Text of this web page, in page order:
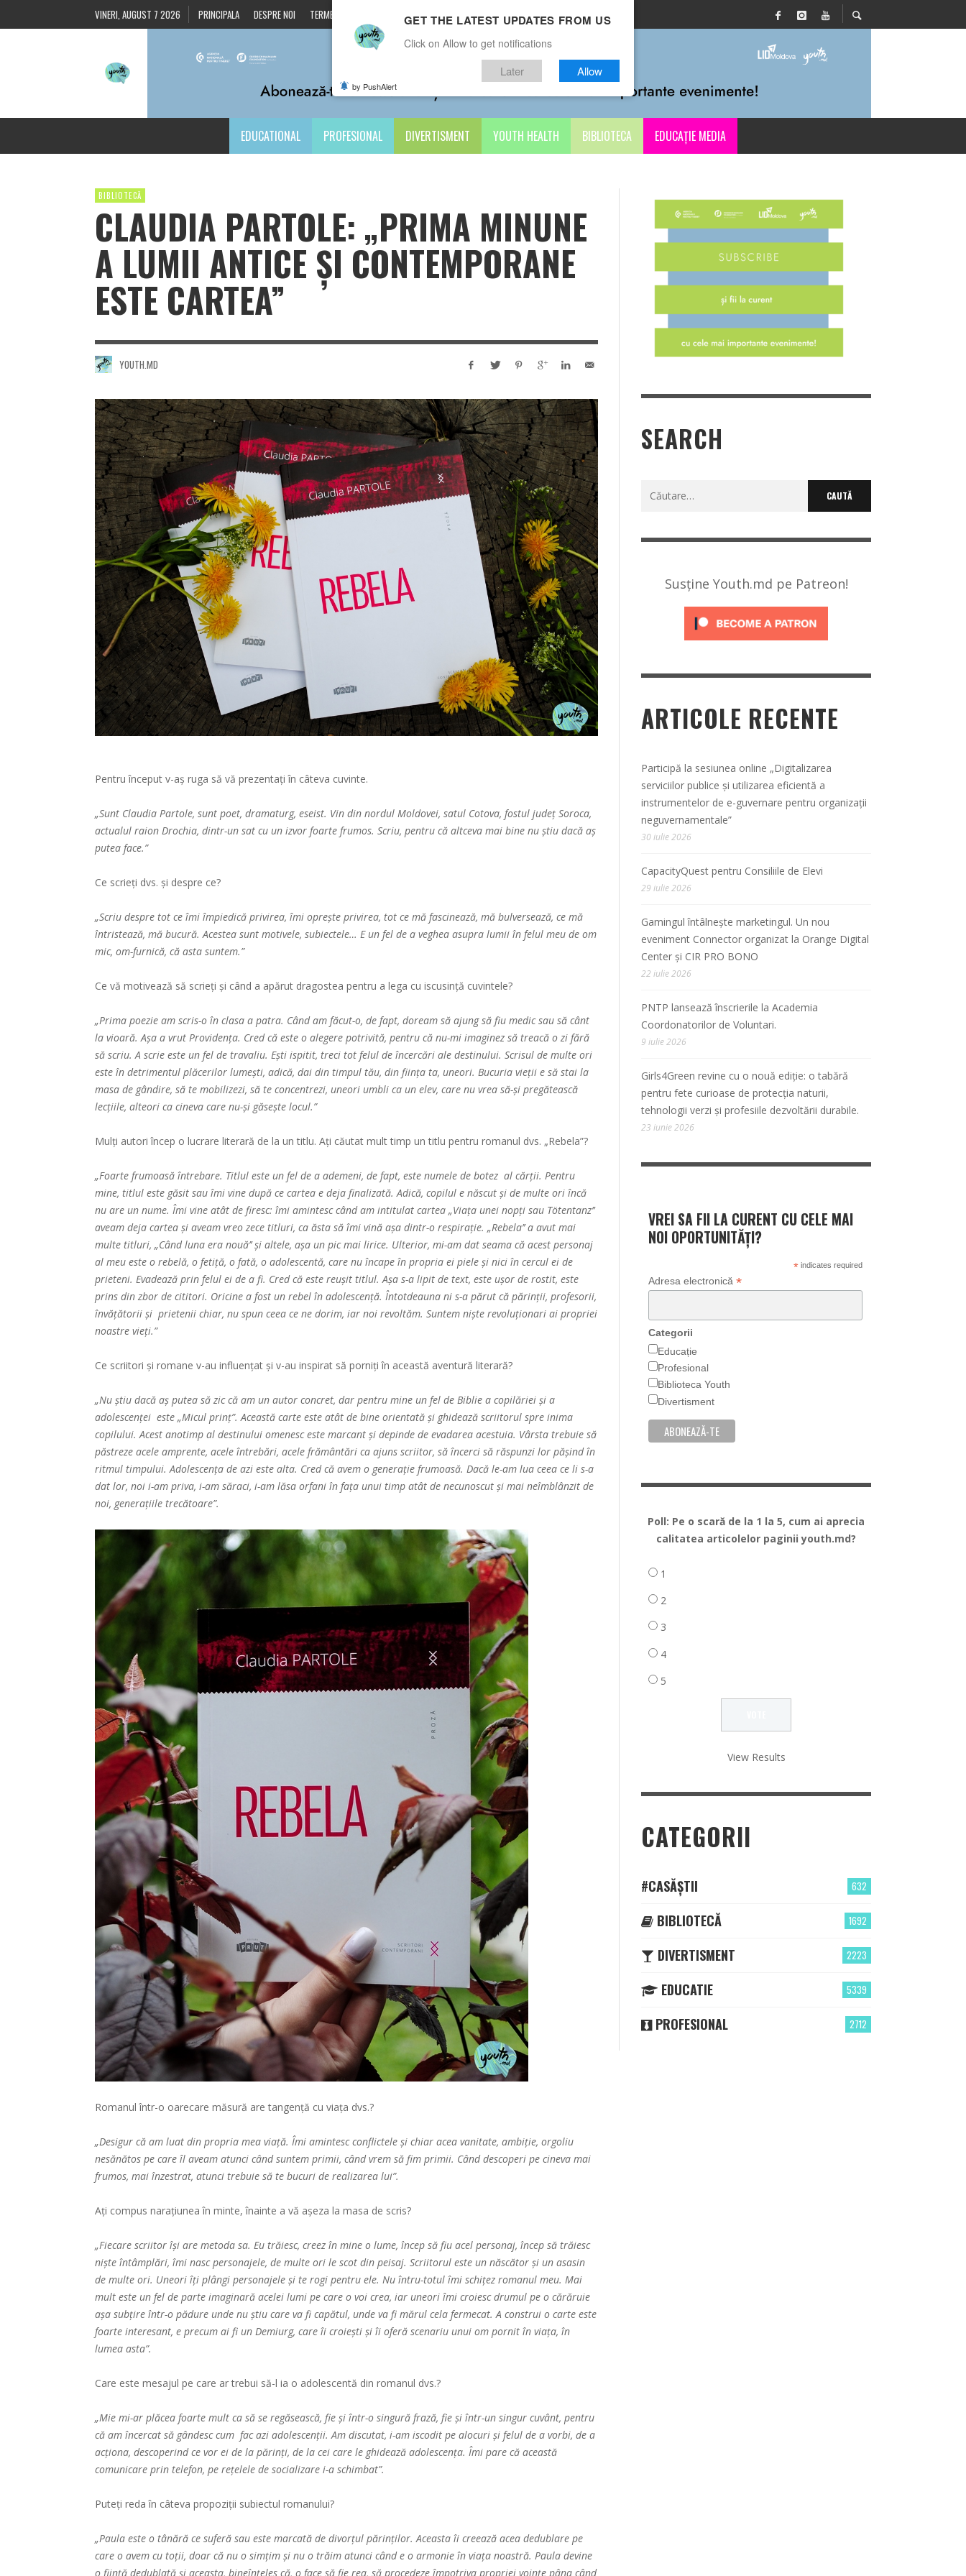
VINERI, AUGUST 7 2026 PRINCIPALA DESPRE NOI TERMENI ȘI CONDIȚII CONTACTE
EDUCATIONAL PROFESIONAL DIVERTISMENT YOUTH HEALTH BIBLIOTECA EDUCAȚIE MEDIA
BIBLIOTECĂ
CLAUDIA PARTOLE: „PRIMA MINUNE
A LUMII ANTICE ȘI CONTEMPORANE
ESTE CARTEA”
YOUTH.MD
Pentru început v-aș ruga să vă prezentați în câteva cuvinte.
„Sunt Claudia Partole, sunt poet, dramaturg, eseist. Vin din nordul Moldovei, satul Cotova, fostul județ Soroca,
actualul raion Drochia, dintr-un sat cu un izvor foarte frumos. Scriu, pentru că altceva mai bine nu știu dacă aș
putea face.”
Ce scrieți dvs. și despre ce?
„Scriu despre tot ce îmi împiedică privirea, îmi oprește privirea, tot ce mă fascinează, mă bulversează, ce mă
întristează, mă bucură. Acestea sunt motivele, subiectele… E un fel de a veghea asupra lumii în felul meu de om
mic, om-furnică, că asta suntem.”
Ce vă motivează să scrieți și când a apărut dragostea pentru a lega cu iscusință cuvintele?
„Prima poezie am scris-o în clasa a patra. Când am făcut-o, de fapt, doream să ajung să fiu medic sau să cânt
la vioară. Așa a vrut Providența. Cred că este o alegere potrivită, pentru că nu-mi imaginez să treacă o zi fără
să scriu. A scrie este un fel de travaliu. Ești ispitit, treci tot felul de încercări ale destinului. Scrisul de multe ori
este în detrimentul plăcerilor lumești, adică, dai din timpul tău, din ființa ta, uneori. Bucuria vieții e să stai la
masa de gândire, să te mobilizezi, să te concentrezi, uneori umbli ca un elev, care nu vrea să-și pregătească
lecțiile, alteori ca cineva care nu-și găsește locul.”
Mulți autori încep o lucrare literară de la un titlu. Ați căutat mult timp un titlu pentru romanul dvs. „Rebela”?
„Foarte frumoasă întrebare. Titlul este un fel de a ademeni, de fapt, este numele de botez al cărții. Pentru
mine, titlul este găsit sau îmi vine după ce cartea e deja finalizată. Adică, copilul e născut și de multe ori încă
nu are un nume. Îmi vine atât de firesc: îmi amintesc când am intitulat cartea „Viața unei nopți sau Tötentanz’’
aveam deja cartea și aveam vreo zece titluri, ca ăsta să îmi vină așa dintr-o respirație. „Rebela’’ a avut mai
multe titluri, „Când luna era nouă’’ și altele, așa un pic mai lirice. Ulterior, mi-am dat seama că acest personaj
al meu este o rebelă, o fetiță, o fată, o adolescentă, care nu încape în propria ei piele și nici în cercul ei de
prieteni. Evadează prin felul ei de a fi. Cred că este reușit titlul. Așa s-a lipit de text, este ușor de rostit, este
prins din zbor de cititori. Oricine a fost un rebel în adolescență. Întotdeauna ni s-a părut că părinții, profesorii,
învățătorii și prietenii chiar, nu spun ceea ce ne dorim, iar noi revoltăm. Suntem niște revoluționari ai propriei
noastre vieți.”
Ce scriitori și romane v-au influențat și v-au inspirat să porniți în această aventură literară?
„Nu știu dacă aș putea să zic că am un autor concret, dar pentru mine un fel de Biblie a copilăriei și a
adolescenței este „Micul prinț”. Această carte este atât de bine orientată și ghidează scriitorul spre inima
copilului. Acest anotimp al destinului omenesc este marcant și depinde de evadarea acestuia. Vârsta trebuie să
păstreze acele amprente, acele întrebări, acele frământări ca ajuns scriitor, să încerci să răspunzi lor pășind în
ritmul timpului. Adolescența de azi este alta. Cred că avem o generație frumoasă. Dacă le-am lua ceea ce li s-a
dat lor, noi i-am priva, i-am săraci, i-am lăsa orfani în fața unui timp atât de necunoscut și mai neîmblânzit de
noi, generațiile trecătoare”.
Romanul într-o oarecare măsură are tangență cu viața dvs.?
„Desigur că am luat din propria mea viață. Îmi amintesc conflictele și chiar acea vanitate, ambiție, orgoliu
nesănătos pe care îl aveam atunci când suntem primii, când vrem să fim primii. Când descoperi pe cineva mai
frumos, mai înzestrat, atunci trebuie să te bucuri de realizarea lui”.
Ați compus narațiunea în minte, înainte a vă așeza la masa de scris?
„Fiecare scriitor își are metoda sa. Eu trăiesc, creez în mine o lume, încep să fiu acel personaj, încep să trăiesc
niște întâmplări, îmi nasc personajele, de multe ori le scot din peisaj. Scriitorul este un născător și un asasin
de multe ori. Uneori îți plângi personajele și te rogi pentru ele. Nu întru-totul îmi schițez romanul meu. Mai
mult este un fel de parte imaginară acelei lumi pe care o voi crea, iar uneori îmi croiesc drumul pe o cărăruie
așa subțire într-o pădure unde nu știu care va fi capătul, unde va fi mărul cela fermecat. A construi o carte este
foarte interesant, e precum ai fi un Demiurg, care îi croiești și îi oferă scenariu unui om pornit în viața, în
lumea asta”.
Care este mesajul pe care ar trebui să-l ia o adolescentă din romanul dvs.?
„Mie mi-ar plăcea foarte mult ca să se regăsească, fie și într-o singură frază, fie și într-un singur cuvânt, pentru
că am încercat să gândesc cum fac azi adolescenții. Am discutat, i-am iscodit pe alocuri și felul de a vorbi, de a
acționa, descoperind ce vor ei de la părinți, de la cei care le ghidează adolescența. Îmi pare că această
comunicare prin telefon, pe rețelele de socializare i-a schimbat”.
Puteți reda în câteva propoziții subiectul romanului?
„Paula este o tânără ce suferă sau este marcată de divorțul părinților. Aceasta îi creează acea dedublare pe
care o avem cu toții, doar că nu o simțim și nu o trăim atunci când e o armonie în viața noastră. Paula devine
o ființă dedublată și aceasta, bineînțeles că, o face să fie rea, să procedeze împotriva propriei voințe pâna când
SEARCH
Caută
Susține Youth.md pe Patreon!
ARTICOLE RECENTE
Participă la sesiunea online „Digitalizarea
serviciilor publice și utilizarea eficientă a
instrumentelor de e-guvernare pentru organizații
neguvernamentale”
30 iulie 2026
CapacityQuest pentru Consiliile de Elevi
29 iulie 2026
Gamingul întâlnește marketingul. Un nou
eveniment Connector organizat la Orange Digital
Center și CIR PRO BONO
22 iulie 2026
PNTP lansează înscrierile la Academia
Coordonatorilor de Voluntari.
9 iulie 2026
Girls4Green revine cu o nouă ediție: o tabără
pentru fete curioase de protecția naturii,
tehnologii verzi și profesiile dezvoltării durabile.
23 iunie 2026
VREI SA FII LA CURENT CU CELE MAI
NOI OPORTUNITĂȚI?
*indicates required
Adresa electronică *
Categorii
Educație
Profesional
Biblioteca Youth
Divertisment
Poll: Pe o scară de la 1 la 5, cum ai aprecia
calitatea articolelor paginii youth.md?
1
2
3
4
5
View Results
CATEGORII
632
#CASĂȘTII
1692
BIBLIOTECĂ
2223
DIVERTISMENT
5339
EDUCATIE
2712
PROFESIONAL
GET THE LATEST UPDATES FROM US
Click on Allow to get notifications
Later Allow
by PushAlert